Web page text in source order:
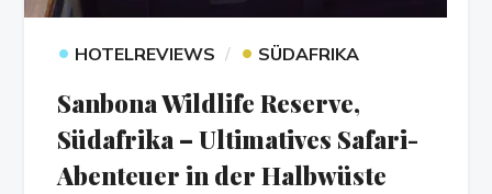
• HOTELREVIEWS • SÜDAFRIKA
Sanbona Wildlife Reserve,
Südafrika – Ultimatives Safari-
Abenteuer in der Halbwüste